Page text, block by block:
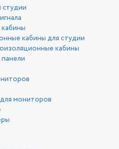
кабины для студии
кабины
мониторов